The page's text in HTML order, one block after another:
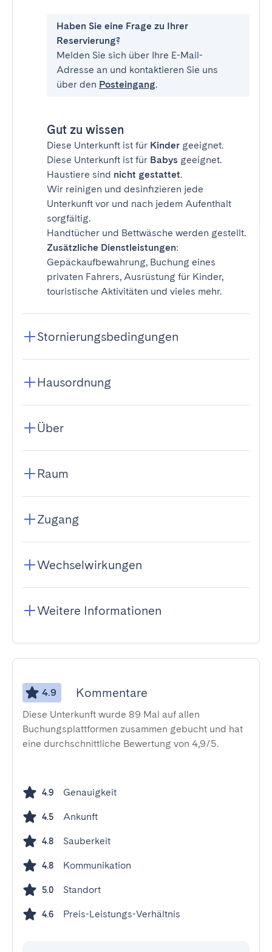
Haben Sie eine Frage zu Ihrer
Reservierung?
Melden Sie sich über Ihre E-Mail-
Adresse an und kontaktieren Sie uns
über den Posteingang.
Gut zu wissen
Diese Unterkunft ist für Kinder geeignet.
Diese Unterkunft ist für Babys geeignet.
Haustiere sind nicht gestattet.
Wir reinigen und desinfizieren jede
Unterkunft vor und nach jedem Aufenthalt
sorgfältig.
Handtücher und Bettwäsche werden gestellt.
Zusätzliche Dienstleistungen:
Gepäckaufbewahrung, Buchung eines
privaten Fahrers, Ausrüstung für Kinder,
touristische Aktivitäten und vieles mehr.
Stornierungsbedingungen
Hausordnung
Über
Raum
Zugang
Wechselwirkungen
Weitere Informationen
4.9 Kommentare
Diese Unterkunft wurde 89 Mal auf allen
Buchungsplattformen zusammen gebucht und hat
eine durchschnittliche Bewertung von 4,9/5.
4.9 Genauigkeit
4.5 Ankunft
4.8 Sauberkeit
4.8 Kommunikation
5.0 Standort
4.6 Preis-Leistungs-Verhältnis